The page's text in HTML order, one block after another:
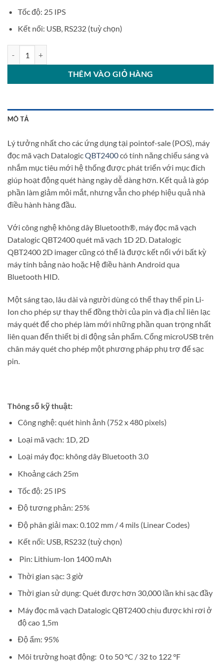
Tốc độ: 25 IPS
Kết nối: USB, RS232 (tuỳ chọn)
THÊM VÀO GIỎ HÀNG
MÔ TẢ
Lý tưởng nhất cho các ứng dụng tại pointof-sale (POS), máy
đọc mã vạch DatalogicQBT2400có tính năng chiếu sáng và
nhắm mục tiêu mới hệ thống được phát triển với mục đích
giúp hoạt động quét hàng ngày dễ dàng hơn. Kết quả là góp
phần làm giảm mỏi mắt, nhưng vẫn cho phép hiệu quả nhà
điều hành hàng đầu.
Với công nghệ không dây Bluetooth®, máy đọc mã vạch
Datalogic QBT2400 quét mã vạch 1D 2D. Datalogic
QBT2400 2D imager cũng có thể là được kết nối với bất kỳ
máy tính bảng nào hoặc Hệ điều hành Android qua
Bluetooth HID.
Một sáng tạo, lâu dài và người dùng có thể thay thế pin Li-
Ion cho phép sự thay thế đồng thời của pin và địa chỉ liên lạc
máy quét để cho phép làm mới những phần quan trọng nhất
liên quan đến thiết bị di động sản phẩm. Cổng microUSB trên
chân máy quét cho phép một phương pháp phụ trợ để sạc
pin.
Thông số kỹ thuật:
Công nghệ: quét hình ảnh (752 x 480 pixels)
Loại mã vạch: 1D, 2D
Loại máy đọc: không dây Bluetooth 3.0
Khoảng cách 25m
Tốc độ: 25 IPS
Độ tương phản: 25%
Độ phân giải max: 0.102 mm / 4 mils (Linear Codes)
Kết nối: USB, RS232 (tuỳ chọn)
Pin: Lithium-Ion 1400 mAh
Thời gian sạc: 3 giờ
Thời gian sử dụng: Quét được hơn 30,000 lần khi sạc đầy
Máy đọc mã vạch Datalogic QBT2400 chịu được khi rơi ở
độ cao 1,5m
Độ ẩm: 95%
Môi trường hoạt động: 0 to 50 °C / 32 to 122 °F